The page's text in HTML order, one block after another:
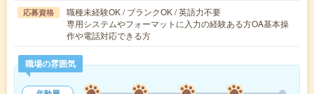
応募資格
職種未経験OK / ブランクOK / 英語力不要
専用システムやフォーマットに入力の経験ある方OA基本操
作や電話対応できる方
職場の雰囲気